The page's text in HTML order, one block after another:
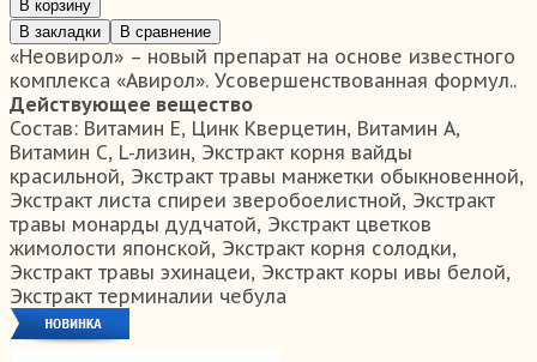
В корзину
В закладки
В сравнение
«Неовирол» – новый препарат на основе известного
комплекса «Авирол». Усовершенствованная формул..
Действующее вещество
Состав: Витамин Е, Цинк Кверцетин, Витамин А,
Витамин С, L-лизин, Экстракт корня вайды
красильной, Экстракт травы манжетки обыкновенной,
Экстракт листа спиреи зверобоелистной, Экстракт
травы монарды дудчатой, Экстракт цветков
жимолости японской, Экстракт корня солодки,
Экстракт травы эхинацеи, Экстракт коры ивы белой,
Экстракт терминалии чебула